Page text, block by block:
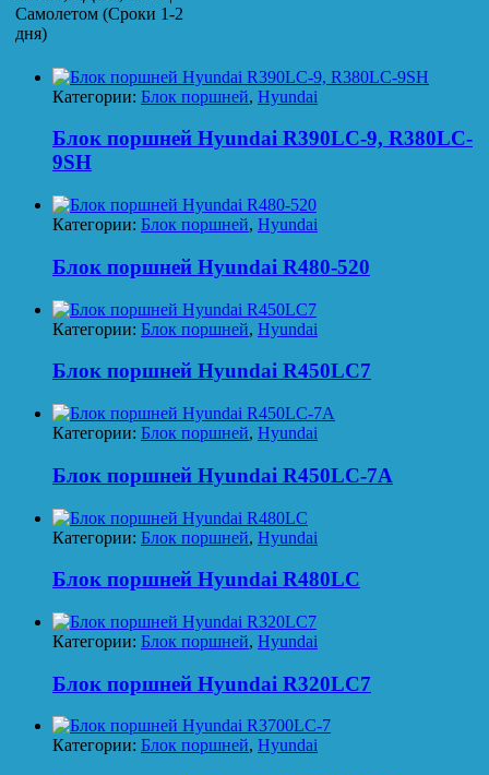
Самолетом (Сроки 1-2
дня)
Категории: Блок поршней, Hyundai
Блок поршней Hyundai R390LC-9, R380LC-
9SH
Категории: Блок поршней, Hyundai
Блок поршней Hyundai R480-520
Категории: Блок поршней, Hyundai
Блок поршней Hyundai R450LC7
Категории: Блок поршней, Hyundai
Блок поршней Hyundai R450LC-7A
Категории: Блок поршней, Hyundai
Блок поршней Hyundai R480LC
Категории: Блок поршней, Hyundai
Блок поршней Hyundai R320LC7
Категории: Блок поршней, Hyundai